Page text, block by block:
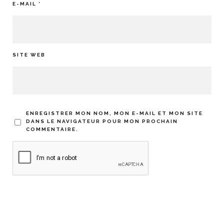
E-MAIL *
SITE WEB
ENREGISTRER MON NOM, MON E-MAIL ET MON SITE
DANS LE NAVIGATEUR POUR MON PROCHAIN
COMMENTAIRE.